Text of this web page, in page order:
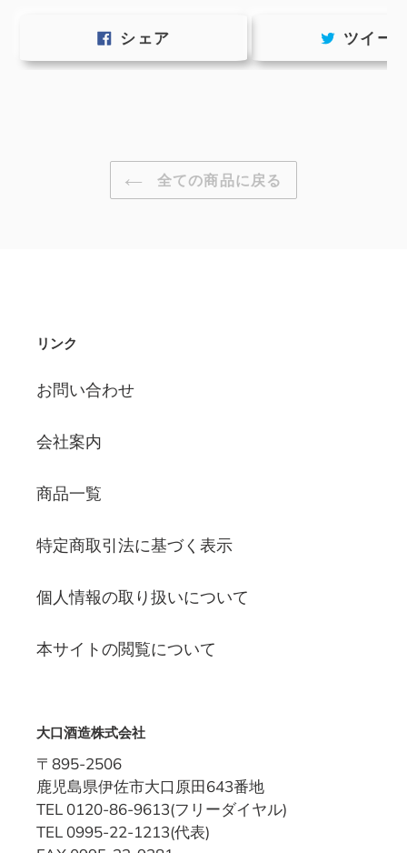
シェア
シ
ツイー
全ての商品に戻る
リンク
お問い合わせ
会社案内
商品一覧
特定商取引法に基づく表示
個人情報の取り扱いについて
本サイトの閲覧について
大口酒造株式会社
〒895-2506
鹿児島県伊佐市大口原田643番地
TEL 0120-86-9613(フリーダイヤル)
TEL 0995-22-1213(代表)